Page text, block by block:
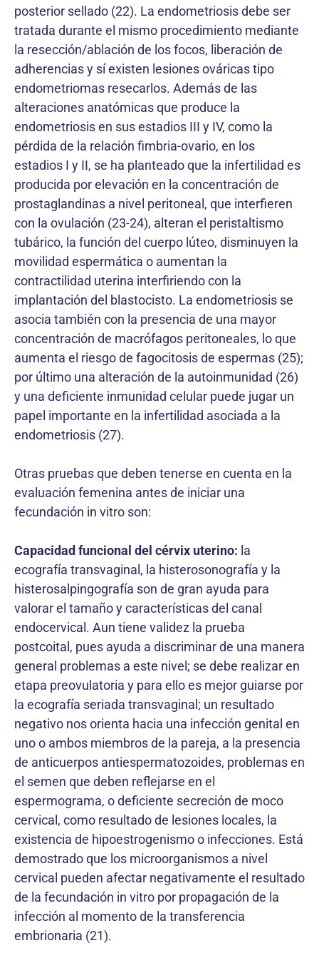
posterior sellado (22). La endometriosis debe ser
tratada durante el mismo procedimiento mediante
la resección/ablación de los focos, liberación de
adherencias y sí existen lesiones ováricas tipo
endometriomas resecarlos. Además de las
alteraciones anatómicas que produce la
endometriosis en sus estadios III y IV, como la
pérdida de la relación fimbria-ovario, en los
estadios I y II, se ha planteado que la infertilidad es
producida por elevación en la concentración de
prostaglandinas a nivel peritoneal, que interfieren
con la ovulación (23-24), alteran el peristaltismo
tubárico, la función del cuerpo lúteo, disminuyen la
movilidad espermática o aumentan la
contractilidad uterina interfiriendo con la
implantación del blastocisto. La endometriosis se
asocia también con la presencia de una mayor
concentración de macrófagos peritoneales, lo que
aumenta el riesgo de fagocitosis de espermas (25);
por último una alteración de la autoinmunidad (26)
y una deficiente inmunidad celular puede jugar un
papel importante en la infertilidad asociada a la
endometriosis (27).
Otras pruebas que deben tenerse en cuenta en la
evaluación femenina antes de iniciar una
fecundación in vitro son:
Capacidad funcional del cérvix uterino: la
ecografía transvaginal, la histerosonografía y la
histerosalpingografía son de gran ayuda para
valorar el tamaño y características del canal
endocervical. Aun tiene validez la prueba
postcoital, pues ayuda a discriminar de una manera
general problemas a este nivel; se debe realizar en
etapa preovulatoria y para ello es mejor guiarse por
la ecografía seriada transvaginal; un resultado
negativo nos orienta hacia una infección genital en
uno o ambos miembros de la pareja, a la presencia
de anticuerpos antiespermatozoides, problemas en
el semen que deben reflejarse en el
espermograma, o deficiente secreción de moco
cervical, como resultado de lesiones locales, la
existencia de hipoestrogenismo o infecciones. Está
demostrado que los microorganismos a nivel
cervical pueden afectar negativamente el resultado
de la fecundación in vitro por propagación de la
infección al momento de la transferencia
embrionaria (21).